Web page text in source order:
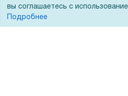
вы соглашаетесь с
Подробнее